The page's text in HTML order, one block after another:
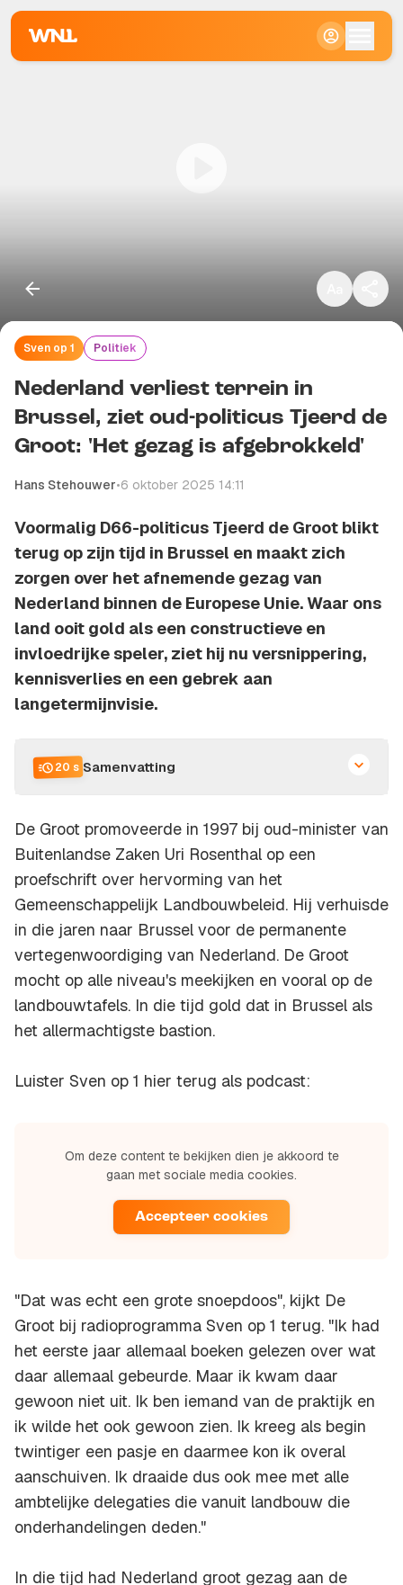
Sven op 1 Politiek
Nederland verliest terrein in
Brussel, ziet oud-politicus Tjeerd de
Groot: 'Het gezag is afgebrokkeld'
Hans Stehouwer•6 oktober 2025 14:11
Voormalig D66-politicus Tjeerd de Groot blikt
terug op zijn tijd in Brussel en maakt zich
zorgen over het afnemende gezag van
Nederland binnen de Europese Unie. Waar ons
land ooit gold als een constructieve en
invloedrijke speler, ziet hij nu versnippering,
kennisverlies en een gebrek aan
langetermijnvisie.
20 s Samenvatting
De Groot promoveerde in 1997 bij oud-minister van
Buitenlandse Zaken Uri Rosenthal op een
proefschrift over hervorming van het
Gemeenschappelijk Landbouwbeleid. Hij verhuisde
in die jaren naar Brussel voor de permanente
vertegenwoordiging van Nederland. De Groot
mocht op alle niveau's meekijken en vooral op de
landbouwtafels. In die tijd gold dat in Brussel als
het allermachtigste bastion.
Luister Sven op 1 hier terug als podcast:
Om deze content te bekijken dien je akkoord te
gaan met sociale media cookies.
Accepteer cookies
"Dat was echt een grote snoepdoos", kijkt De
Groot bij radioprogramma Sven op 1 terug. "Ik had
het eerste jaar allemaal boeken gelezen over wat
daar allemaal gebeurde. Maar ik kwam daar
gewoon niet uit. Ik ben iemand van de praktijk en
ik wilde het ook gewoon zien. Ik kreeg als begin
twintiger een pasje en daarmee kon ik overal
aanschuiven. Ik draaide dus ook mee met alle
ambtelijke delegaties die vanuit landbouw die
onderhandelingen deden."
In die tijd had Nederland groot gezag aan de